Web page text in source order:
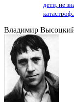
дети, не
Владимир